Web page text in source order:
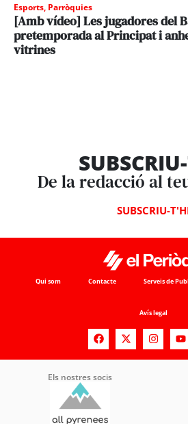
Esports, Parròquies
[Amb vídeo] Les jugadores del
pretemporada al Principat i
vitrines
De la redacció al
SUBSCRIU-
Qui som Contacte Serveis de
Avís legal
Els nostres socis